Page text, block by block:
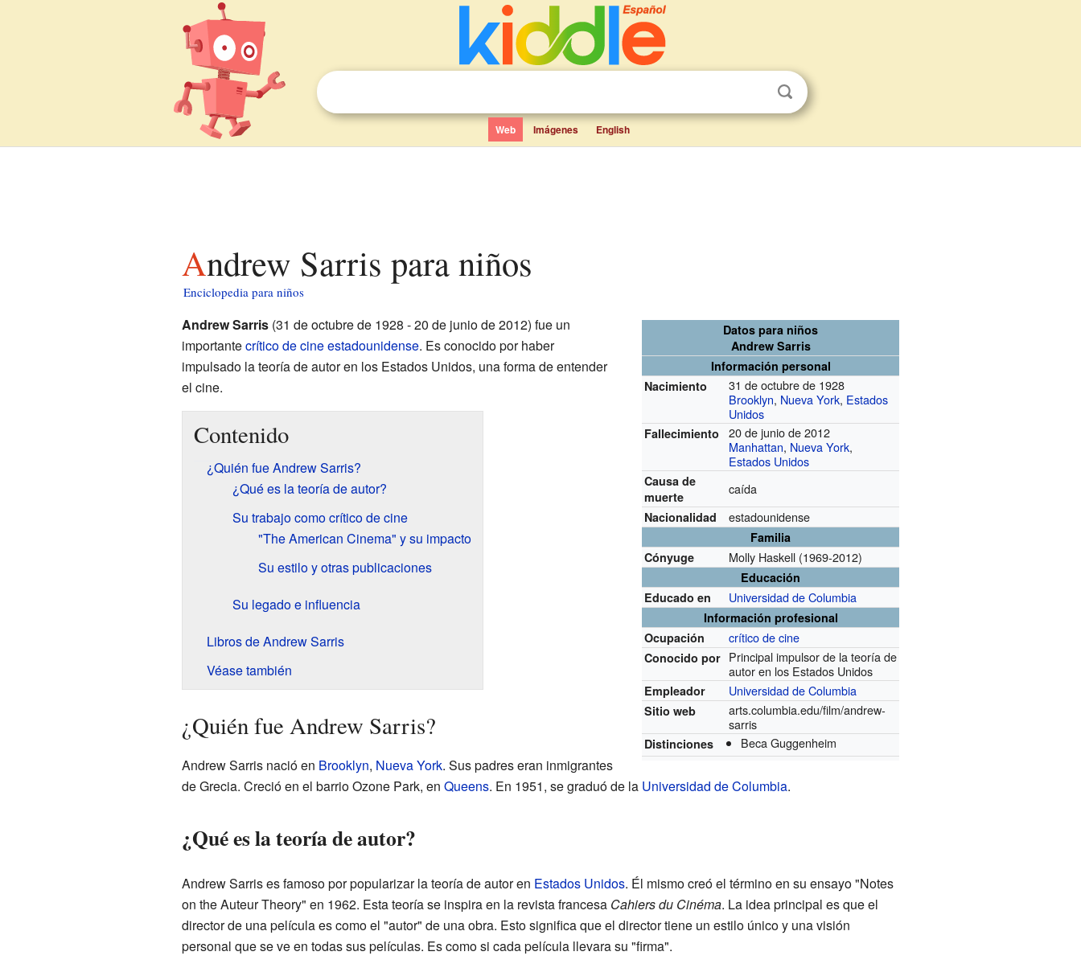
Web Imágenes English
Andrew Sarris para niños
Enciclopedia para niños
Datos para niños
Andrew Sarris
Información personal
Nacimiento
31 de octubre de 1928
Brooklyn, Nueva York, Estados
Unidos
Fallecimiento
20 de junio de 2012
Manhattan, Nueva York,
Estados Unidos
Causa de
muerte
caída
Nacionalidad estadounidense
Familia
Cónyuge
Molly Haskell (1969-2012)
Educación
Educado en
Universidad de Columbia
Información profesional
Ocupación
crítico de cine
Conocido por Principal impulsor de la teoría de
autor en los Estados Unidos
Empleador Universidad de Columbia
Sitio web
arts.columbia.edu/film/andrew-
sarris
Distinciones Beca Guggenheim
Andrew Sarris(31 de octubre de 1928 - 20 de junio de 2012) fue un
importantecrítico de cineestadounidense. Es conocido por haber
impulsado la teoría de autor en los Estados Unidos, una forma de entender
el cine.
Contenido
¿Quién fue Andrew Sarris?
¿Qué es la teoría de autor?
Su trabajo como crítico de cine
"The American Cinema" y su impacto
Su estilo y otras publicaciones
Su legado e influencia
Libros de Andrew Sarris
Véase también
¿Quién fue Andrew Sarris?
Andrew Sarris nació en Brooklyn, Nueva York. Sus padres eran inmigrantes
de Grecia. Creció en el barrio Ozone Park, en Queens. En 1951, se graduó de la Universidad de Columbia.
¿Qué es la teoría de autor?
Andrew Sarris es famoso por popularizar la teoría de autor en Estados Unidos. Él mismo creó el término en su ensayo "Notes
on the Auteur Theory" en 1962. Esta teoría se inspira en la revista francesa Cahiers du Cinéma. La idea principal es que el
director de una película es como el "autor" de una obra. Esto significa que el director tiene un estilo único y una visión
personal que se ve en todas sus películas. Es como si cada película llevara su "firma".